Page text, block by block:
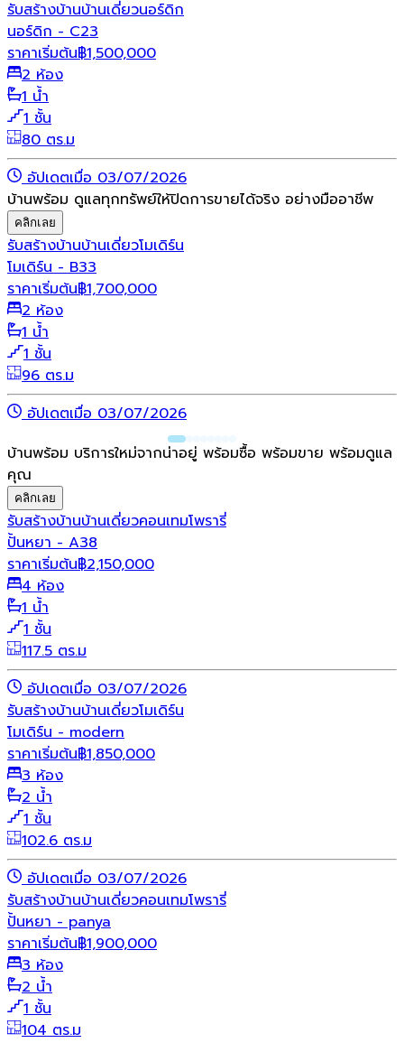
รับสร้างบ้านบ้านเดี่ยวนอร์ดิก
นอร์ดิก - C23
ราคาเริ่มต้น฿1,500,000
2 ห้อง
1 น้ำ
1 ชั้น
80 ตร.ม
อัปเดตเมื่อ 03/07/2026
บ้านพร้อม ดูแลทุกทรัพย์ให้ปิดการขายได้จริง อย่างมืออาชีพ
คลิกเลย
รับสร้างบ้านบ้านเดี่ยวโมเดิร์น
โมเดิร์น - B33
ราคาเริ่มต้น฿1,700,000
2 ห้อง
1 น้ำ
1 ชั้น
96 ตร.ม
อัปเดตเมื่อ 03/07/2026
บ้านพร้อม บริการใหม่จากน่าอยู่ พร้อมซื้อ พร้อมขาย พร้อมดูแล
คุณ
คลิกเลย
รับสร้างบ้านบ้านเดี่ยวคอนเทมโพรารี่
ปั้นหยา - A38
ราคาเริ่มต้น฿2,150,000
4 ห้อง
1 น้ำ
1 ชั้น
117.5 ตร.ม
อัปเดตเมื่อ 03/07/2026
รับสร้างบ้านบ้านเดี่ยวโมเดิร์น
โมเดิร์น - modern
ราคาเริ่มต้น฿1,850,000
3 ห้อง
2 น้ำ
1 ชั้น
102.6 ตร.ม
อัปเดตเมื่อ 03/07/2026
รับสร้างบ้านบ้านเดี่ยวคอนเทมโพรารี่
ปั้นหยา - panya
ราคาเริ่มต้น฿1,900,000
3 ห้อง
2 น้ำ
1 ชั้น
104 ตร.ม